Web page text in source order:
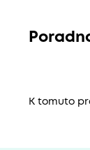
K tomuto